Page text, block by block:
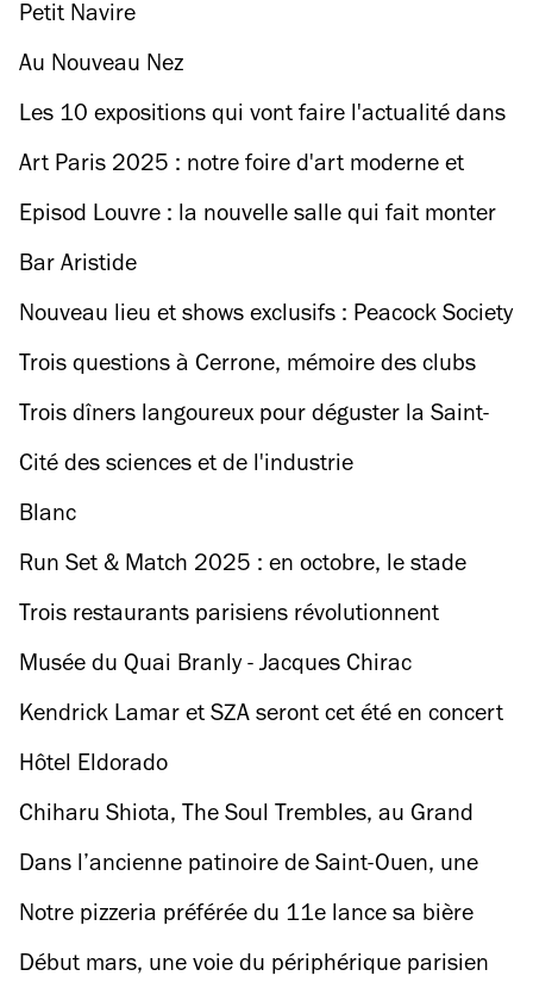
Petit Navire
Au Nouveau Nez
Les 10 expositions qui vont faire l'actualité dans
les musées parisiens pendant les vacances
d'hiver
Art Paris 2025 : notre foire d'art moderne et
contemporain préférée reprend ses quartiers au
Grand Palais
Episod Louvre : la nouvelle salle qui fait monter
la température
Bar Aristide
Nouveau lieu et shows exclusifs : Peacock Society
lance une 12e édition qui voit double
Trois questions à Cerrone, mémoire des clubs
Trois dîners langoureux pour déguster la Saint-
Valentin
Cité des sciences et de l'industrie
Blanc
Run Set & Match 2025 : en octobre, le stade
Roland-Garros se transforme en piste de course
ouverte à tous
Trois restaurants parisiens révolutionnent
(tranquillement) la manière de dîner
Musée du Quai Branly - Jacques Chirac
Kendrick Lamar et SZA seront cet été en concert
commun à Paris La Défense Arena
Hôtel Eldorado
Chiharu Shiota, The Soul Trembles, au Grand
Palais
Dans l’ancienne patinoire de Saint-Ouen, une
expo vous immerge dans un monde sous-marin
façonné à partir de 10 tonnes de papier recyclé
Notre pizzeria préférée du 11e lance sa bière
artisanale
Début mars, une voie du périphérique parisien